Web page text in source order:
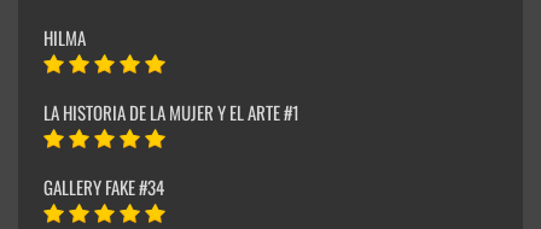
HILMA
LA HISTORIA DE LA MUJER Y EL ARTE #1
GALLERY FAKE #34